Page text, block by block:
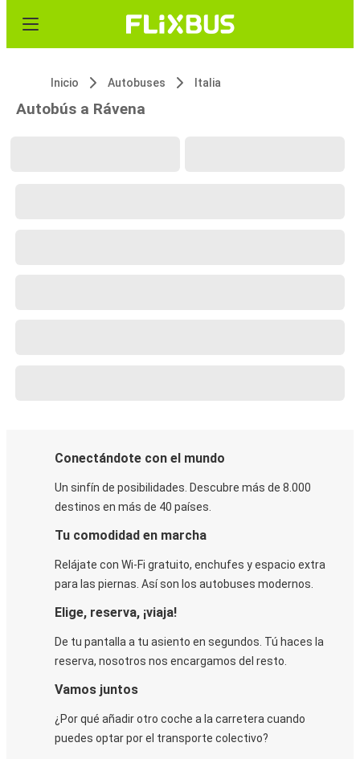
Inicio Autobuses Italia
Autobús a Rávena
Conectándote con el mundo
Un sinfín de posibilidades. Descubre más de 8.000
destinos en más de 40 países.
Tu comodidad en marcha
Relájate con Wi-Fi gratuito, enchufes y espacio extra
para las piernas. Así son los autobuses modernos.
Elige, reserva, ¡viaja!
De tu pantalla a tu asiento en segundos. Tú haces la
reserva, nosotros nos encargamos del resto.
Vamos juntos
¿Por qué añadir otro coche a la carretera cuando
puedes optar por el transporte colectivo?